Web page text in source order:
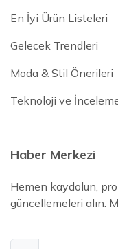
En İyi Ürün Listeleri
Gelecek Trendleri
Moda & Stil Önerileri
Teknoloji ve
Haber Merkezi
Hemen kaydolun,
güncellemeleri alın.